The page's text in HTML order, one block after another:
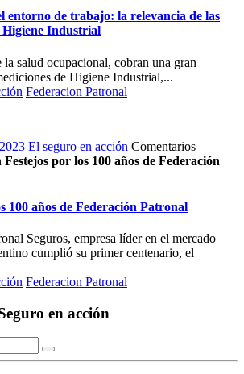
entorno de trabajo: la relevancia de las
Higiene Industrial
salud ocupacional, cobran una gran
de Higiene Industrial,...
Federacion Patronal
El seguro en acción Comentarios
Festejos por los 100 años de Federación
100 años de Federación Patronal
Seguros, empresa líder en el mercado
cumplió su primer centenario, el
Federacion Patronal
en acción